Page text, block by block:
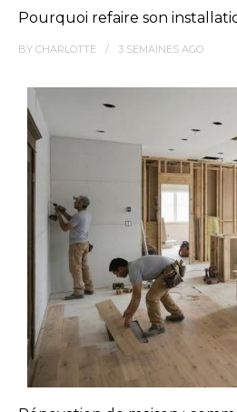
Pourquoi refaire son
BY CHARLOTTE 3 SEMAINES AGO